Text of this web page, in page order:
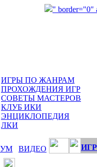
" border="0"
ИГРЫ ПО ЖАНРАМ
ПРОХОЖДЕНИЯ ИГР
СОВЕТЫ МАСТЕРОВ
КЛУБ ИКИ
ЭНЦИКЛОПЕДИЯ
ЛКИ
ВИДЕО